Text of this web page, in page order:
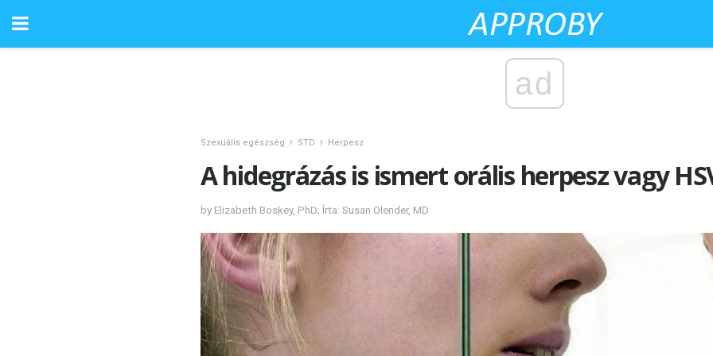
ad
Szexuális egészség STD Herpesz
A hidegrázás is ismert orális herpesz vagy
by Elizabeth Boskey, PhD; Írta: Susan Olender, MD